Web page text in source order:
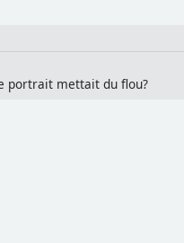
portrait mettait du flou?